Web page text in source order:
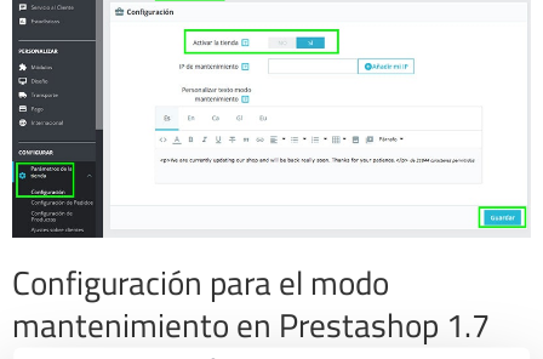
Configuración para el modo
mantenimiento en Prestashop 1.7